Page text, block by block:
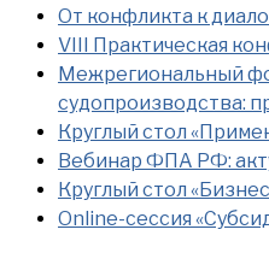
От конфликта к
VIII Практическая
Межрегиональный
судопроизводства:
Круглый стол
Вебинар ФПА РФ:
Круглый стол
Online-сессия